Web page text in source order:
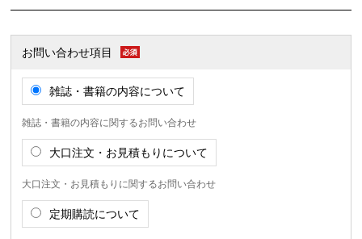
お問い合わせ項目
雑誌・書籍の内容について
雑誌・書籍の内容に関するお問い合わせ
大口注文・お見積もりについて
大口注文・お見積もりに関するお問い合わせ
定期購読について